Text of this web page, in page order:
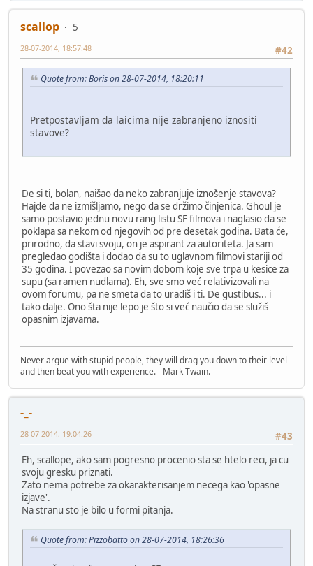
scallop
5
#42
28-07-2014, 18:57:48
Quote from: Boris on 28-07-2014, 18:20:11
Pretpostavljam da laicima nije zabranjeno iznositi
stavove?
De si ti, bolan, naišao da neko zabranjuje iznošenje stavova?
Hajde da ne izmišljamo, nego da se držimo činjenica. Ghoul je
samo postavio jednu novu rang listu SF filmova i naglasio da se
poklapa sa nekom od njegovih od pre desetak godina. Bata će,
prirodno, da stavi svoju, on je aspirant za autoriteta. Ja sam
pregledao godišta i dodao da su to uglavnom filmovi stariji od
35 godina. I povezao sa novim dobom koje sve trpa u kesice za
supu (sa ramen nudlama). Eh, sve smo već relativizovali na
ovom forumu, pa ne smeta da to uradiš i ti. De gustibus... i
tako dalje. Ono šta nije lepo je što si već naučio da se služiš
opasnim izjavama.
Never argue with stupid people, they will drag you down to their level
and then beat you with experience. - Mark Twain.
-_-
#43
28-07-2014, 19:04:26
Eh, scallope, ako sam pogresno procenio sta se htelo reci, ja cu
svoju gresku priznati.
Zato nema potrebe za okarakterisanjem necega kao 'opasne
izjave'.
Na stranu sto je bilo u formi pitanja.
Quote from: Pizzobatto on 28-07-2014, 18:26:36